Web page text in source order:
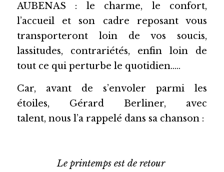
AUBENAS : le charme, le confort,
l’accueil et son cadre reposant vous
transporteront loin de vos soucis,
lassitudes, contrariétés, enfin loin de
tout ce qui perturbe le quotidien…..
Car, avant de s’envoler parmi les
étoiles,
Gérard Berliner, avec
talent, nous l’a rappelé dans sa chanson :
Le printemps est de retour